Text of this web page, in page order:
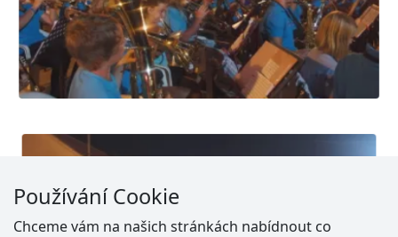
Používání Cookie
Chceme vám na našich stránkách nabídnout co